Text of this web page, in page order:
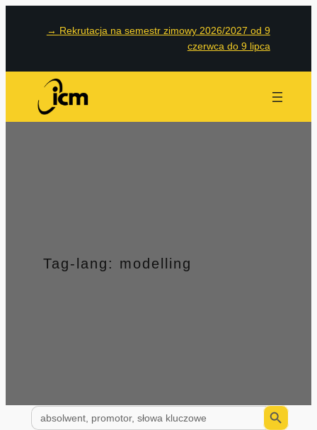
→ Rekrutacja na semestr zimowy 2026/2027 od 9
czerwca do 9 lipca
Tag-lang: modelling
Search
for:
Search Button